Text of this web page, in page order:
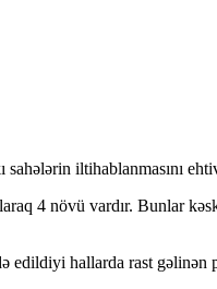
sahələrin iltihablanmasını
4 növü vardır. Bunlar
edildiyi hallarda rast